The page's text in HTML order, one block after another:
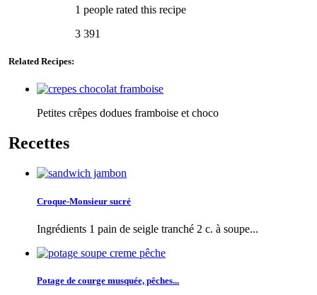
1 people rated this recipe
3 391
Related Recipes:
Petites crêpes dodues framboise et choco
Recettes
Croque-Monsieur sucré
Ingrédients 1 pain de seigle tranché 2 c. à soupe...
Potage de courge musquée, pêches...